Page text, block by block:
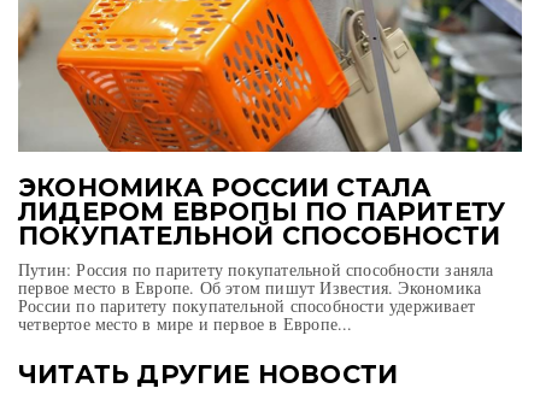
ЭКОНОМИКА РОССИИ СТАЛА
ЛИДЕРОМ ЕВРОПЫ ПО ПАРИТЕТУ
ПОКУПАТЕЛЬНОЙ СПОСОБНОСТИ
Путин: Россия по паритету покупательной способности заняла
первое место в Европе. Об этом пишут Известия. Экономика
России по паритету покупательной способности удерживает
четвертое место в мире и первое в Европе...
ЧИТАТЬ ДРУГИЕ НОВОСТИ